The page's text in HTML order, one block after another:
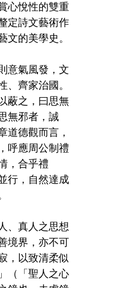
心悅性的雙重
定詩文藝術作
文的美學史。
意氣風發，文
、齊家治國。
蔽之，曰思無
無邪者，誠
道德觀而言，
呼應周公制禮
，合乎禮
行，自然達成
、真人之思想
境界，亦不可
，以致清柔似
（「聖人之心